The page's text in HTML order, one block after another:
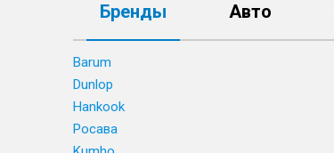
Бренды Авто
Barum
Dunlop
Hankook
Росава